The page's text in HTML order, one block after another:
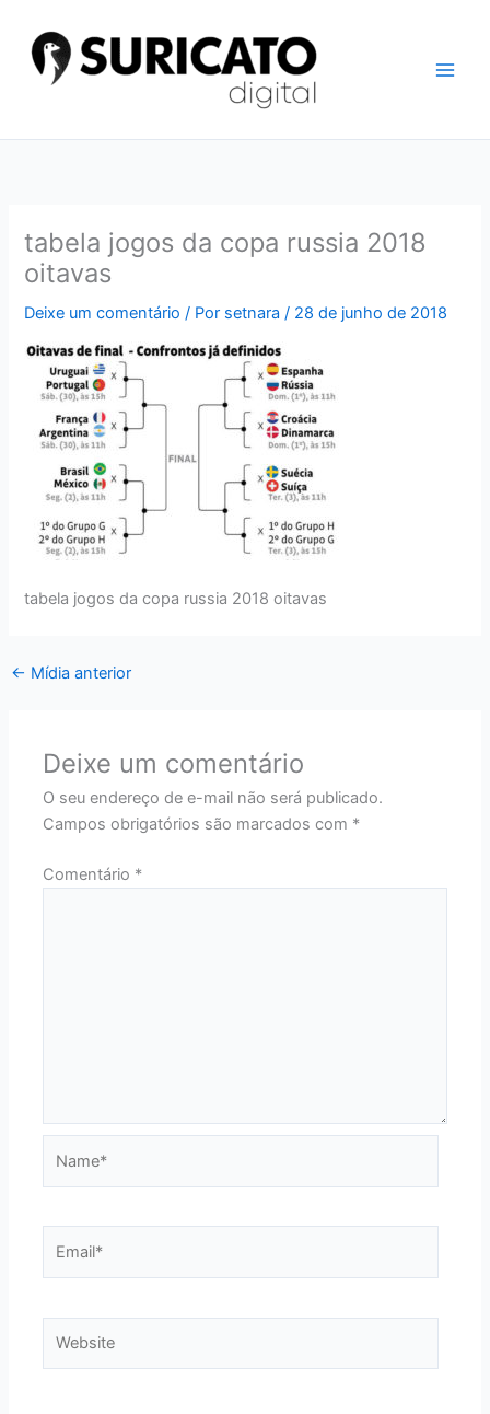
conteúdo
tabela jogos da copa russia 2018
oitavas
Deixe um comentário / Por setnara/ 28 de junho de 2018
tabela jogos da copa russia 2018 oitavas
← Mídia anterior
Deixe um comentário
O seu endereço de e-mail não será publicado.
Campos obrigatórios são marcados com *
Comentário *